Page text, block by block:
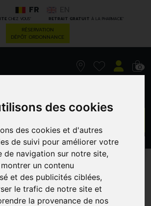
des cookies
des cookies et d'autres
de suivi pour améliorer votre
de navigation sur notre site,
un contenu
et des publicités ciblées,
le trafic de notre site et
la provenance de nos
CHEZ VOUS* RETRAIT GRATUIT À LA PHARMACIE*
FR
RÉSERVATION
DÉPÔT ORDONNANCE
0
PROMOS
puntenslijper